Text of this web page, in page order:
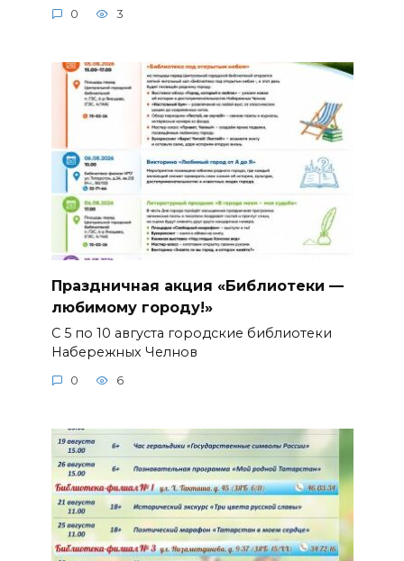
0 3
Праздничная акция «Библиотеки —
любимому городу!»
С 5 по 10 августа городские библиотеки
Набережных Челнов
0 6